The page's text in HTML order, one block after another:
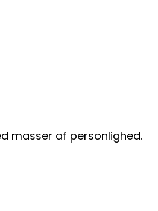
masser af personlighed.